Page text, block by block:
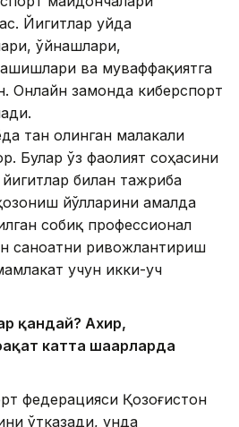
Йигитлар уйда
ўйнашлари,
ва муваффақиятга
Онлайн замонда киберспорт
тан олинган малакали
Булар ўз фаолият соҳасини
билан тажриба
йўлларини амалда
собиқ профессионал
саноатни ривожлантириш
учун икки-уч
қандай? Ахир,
катта шаҳарларда
федерацияси Қозоғистон
ўтказади, унда